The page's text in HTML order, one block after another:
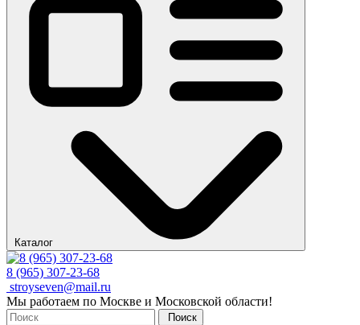
Каталог
8 (965) 307-23-68
stroyseven@mail.ru
Мы работаем по Москве и Московской области!
Поиск